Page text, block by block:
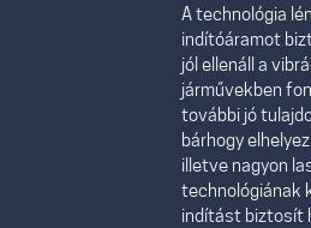
A technológia
indítóáramot
jól ellenáll a
járművekben
további jó
bárhogy
illetve nagyon
technológiának
indítást biztosít